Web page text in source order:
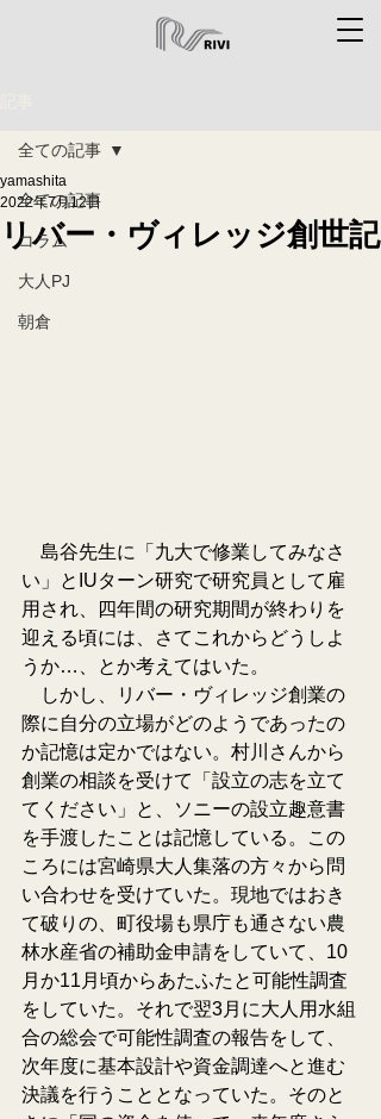
全ての記事
コラム
大人PJ
朝倉
全ての記事
リバー・ヴィレッジ創世記
yamashita
2022年7月12日
島谷先生に「九大で修業してみなさ
い」とIUターン研究で研究員として雇
用され、四年間の研究期間が終わりを
迎える頃には、さてこれからどうしよ
うか…、とか考えてはいた。
しかし、リバー・ヴィレッジ創業の
際に自分の立場がどのようであったの
か記憶は定かではない。村川さんから
創業の相談を受けて「設立の志を立て
てください」と、ソニーの設立趣意書
を手渡したことは記憶している。この
ころには宮崎県大人集落の方々から問
い合わせを受けていた。現地ではおき
て破りの、町役場も県庁も通さない農
林水産省の補助金申請をしていて、10
月か11月頃からあたふたと可能性調査
をしていた。それで翌3月に大人用水組
合の総会で可能性調査の報告をして、
次年度に基本設計や資金調達へと進む
決議を行うこととなっていた。そのと